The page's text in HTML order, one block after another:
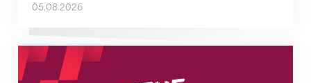
05.08.2026
Neue Empfangszeiten ab 1. August 2026